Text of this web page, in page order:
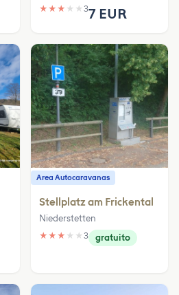
★ ★ ★ ★ ★ 37 EUR
Area Autocaravanas
Stellplatz am Frickental
Niederstetten
★ ★ ★ ★ ★ 3 gratuito